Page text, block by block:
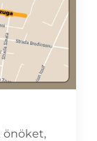
önöket,